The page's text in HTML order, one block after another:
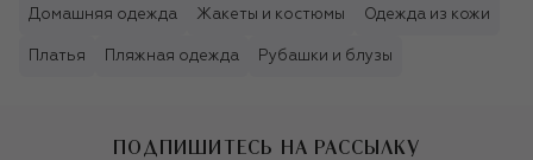
Домашняя одежда Жакеты и костюмы Одежда из кожи
Платья Пляжная одежда Рубашки и блузы
ПОДПИШИТЕСЬ НА РАССЫЛКУ